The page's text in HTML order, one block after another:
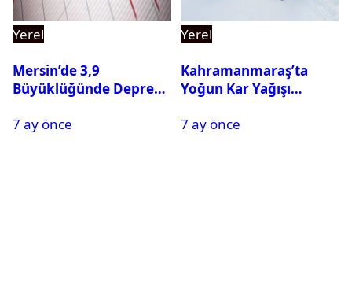
Yerel
Mersin’de 3,9
Büyüklüğünde Deprem
7 ay önce
Yerel
Kahramanmaraş’ta
Yoğun Kar Yağışı
Tatil
7 ay önce